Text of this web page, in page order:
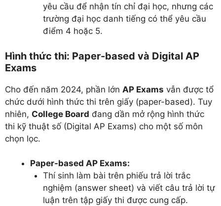
yêu cầu để nhận tín chỉ đại học, nhưng các
trường đại học danh tiếng có thể yêu cầu
điểm 4 hoặc 5.
Hình thức thi: Paper-based và Digital AP
Exams
Cho đến năm 2024, phần lớn AP Exams vẫn được tổ
chức dưới hình thức thi trên giấy (paper-based). Tuy
nhiên, College Board đang dần mở rộng hình thức
thi kỹ thuật số (Digital AP Exams) cho một số môn
chọn lọc.
Paper-based AP Exams:
Thí sinh làm bài trên phiếu trả lời trắc
nghiệm (answer sheet) và viết câu trả lời tự
luận trên tập giấy thi được cung cấp.